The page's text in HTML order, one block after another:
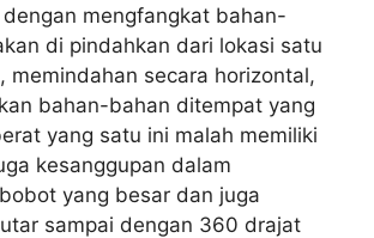
mengfangkat bahan-
di pindahkan dari lokasi satu
memindahan secara horizontal,
bahan-bahan ditempat yang
yang satu ini malah memiliki
kesanggupan dalam
yang besar dan juga
sampai dengan 360 drajat